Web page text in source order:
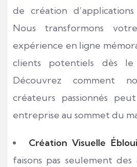
de création
Nous transformons
expérience en ligne
clients potentiels dès
Découvrez comment
créateurs passionnés
entreprise au sommet du
Création Visuelle
faisons pas seulement des